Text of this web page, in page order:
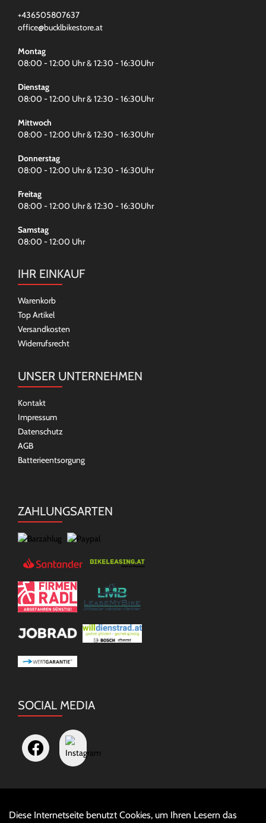
+436505807637
office@bucklbikestore.at
Montag
08:00 - 12:00 Uhr & 12:30 - 16:30Uhr
Dienstag
08:00 - 12:00 Uhr & 12:30 - 16:30Uhr
Mittwoch
08:00 - 12:00 Uhr & 12:30 - 16:30Uhr
Donnerstag
08:00 - 12:00 Uhr & 12:30 - 16:30Uhr
Freitag
08:00 - 12:00 Uhr & 12:30 - 16:30Uhr
Samstag
08:00 - 12:00 Uhr
IHR EINKAUF
Warenkorb
Top Artikel
Versandkosten
Widerrufsrecht
UNSER UNTERNEHMEN
Kontakt
Impressum
Datenschutz
AGB
Batterieentsorgung
ZAHLUNGSARTEN
SOCIAL MEDIA
Diese Internetseite benutzt Cookies, um Ihren Lesern das
Auftrag widerrufen